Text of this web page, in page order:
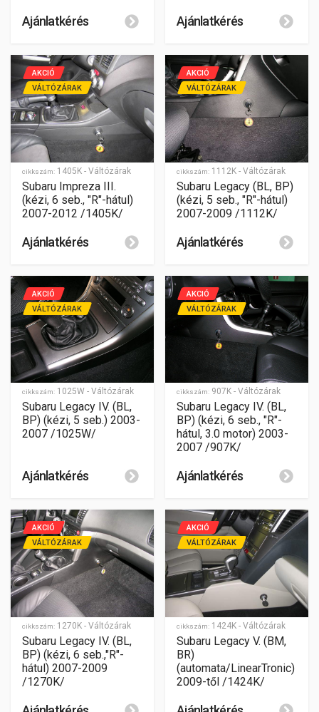
Ajánlatkérés Ajánlatkérés
cikkszám: 1405K - Váltózárak
AKCIÓ
VÁLTÓZÁRAK
Subaru Impreza III.
(kézi, 6 seb., "R"-hátul)
2007-2012 /1405K/
Ajánlatkérés
cikkszám: 1112K - Váltózárak
AKCIÓ
VÁLTÓZÁRAK
Subaru Legacy (BL, BP)
(kézi, 5 seb., "R"-hátul)
2007-2009 /1112K/
Ajánlatkérés
cikkszám: 1025W - Váltózárak
AKCIÓ
VÁLTÓZÁRAK
Subaru Legacy IV. (BL,
BP) (kézi, 5 seb.) 2003-
2007 /1025W/
Ajánlatkérés
cikkszám: 907K - Váltózárak
AKCIÓ
VÁLTÓZÁRAK
Subaru Legacy IV. (BL,
BP) (kézi, 6 seb., "R"-
hátul, 3.0 motor) 2003-
2007 /907K/
Ajánlatkérés
cikkszám: 1270K - Váltózárak
AKCIÓ
VÁLTÓZÁRAK
Subaru Legacy IV. (BL,
BP) (kézi, 6 seb.,"R"-
hátul) 2007-2009
/1270K/
cikkszám: 1424K - Váltózárak
AKCIÓ
VÁLTÓZÁRAK
Subaru Legacy V. (BM,
BR)
(automata/LinearTronic)
2009-től /1424K/